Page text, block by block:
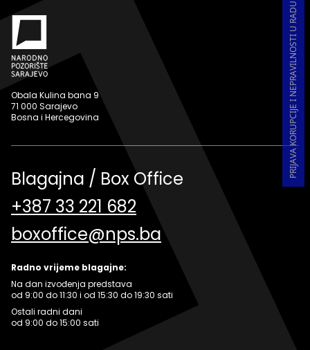
PRIJAVA KORUPCIJE I NEPRAVILNOSTI U RADU
Obala Kulina bana 9
71 000 Sarajevo
Bosna i Hercegovina
Blagajna / Box Office
+387 33 221 682
boxoffice@nps.ba
Radno vrijeme blagajne:
Na dan izvođenja predstava
od 9:00 do 11:30 i od 15:30 do 19:30 sati
Ostali radni dani
od 9:00 do 15:00 sati